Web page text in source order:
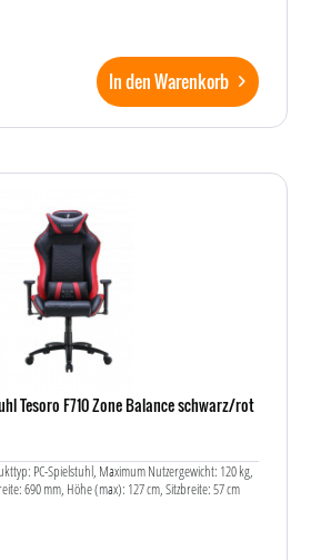
In den Warenkorb
Tesoro F710 Zone Balance schwarz/rot
PC-Spielstuhl, Maximum Nutzergewicht: 120 kg,
690 mm, Höhe (max): 127 cm, Sitzbreite: 57 cm